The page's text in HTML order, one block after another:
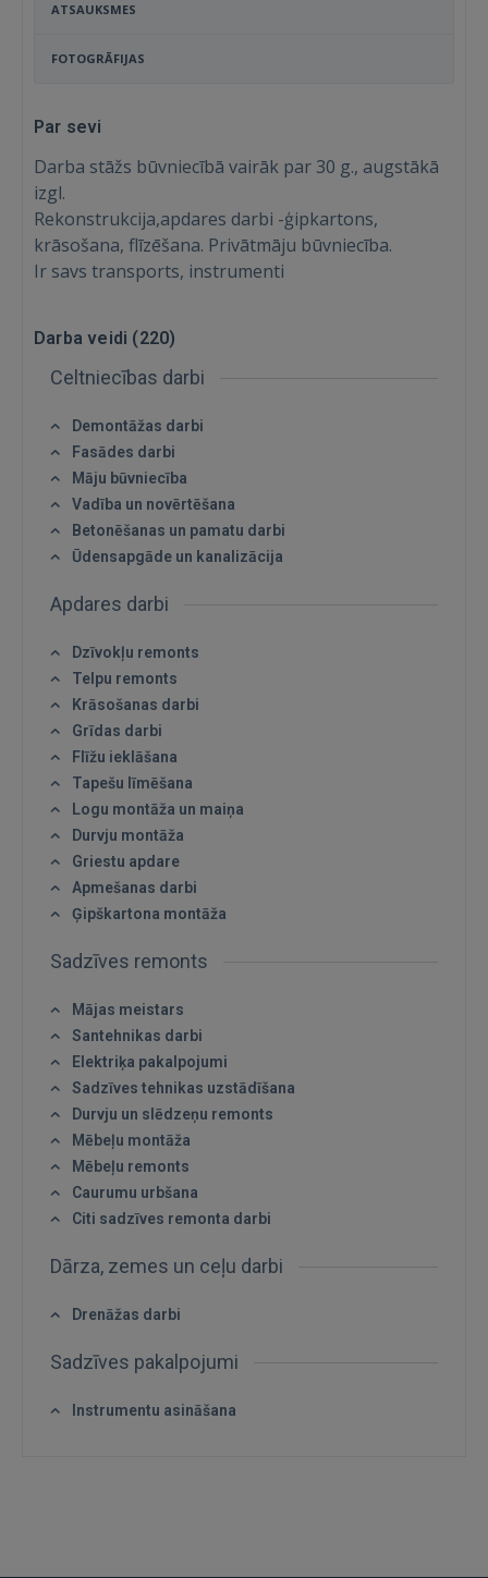
Ienākt
Aizmirsāt paroli?
FACEBOOK
GOOGLE
 Sign in with Apple
ATSAUKSMES
FOTOGRĀFIJAS
Par sevi
Darba stāžs būvniecībā vairāk par 30 g., augstākā
izgl.
Rekonstrukcija,apdares darbi -ģipkartons,
krāsošana, flīzēšana. Privātmāju būvniecība.
Ir savs transports, instrumenti
Darba veidi (220)
Celtniecības darbi
Demontāžas darbi
Fasādes darbi
Māju būvniecība
Vadība un novērtēšana
Betonēšanas un pamatu darbi
Ūdensapgāde un kanalizācija
Apdares darbi
Dzīvokļu remonts
Telpu remonts
Krāsošanas darbi
Grīdas darbi
Flīžu ieklāšana
Tapešu līmēšana
Logu montāža un maiņa
Durvju montāža
Griestu apdare
Apmešanas darbi
Ģipškartona montāža
Sadzīves remonts
Mājas meistars
Santehnikas darbi
Elektriķa pakalpojumi
Sadzīves tehnikas uzstādīšana
Durvju un slēdzeņu remonts
Mēbeļu montāža
Mēbeļu remonts
Caurumu urbšana
Citi sadzīves remonta darbi
Dārza, zemes un ceļu darbi
Drenāžas darbi
Sadzīves pakalpojumi
Instrumentu asināšana